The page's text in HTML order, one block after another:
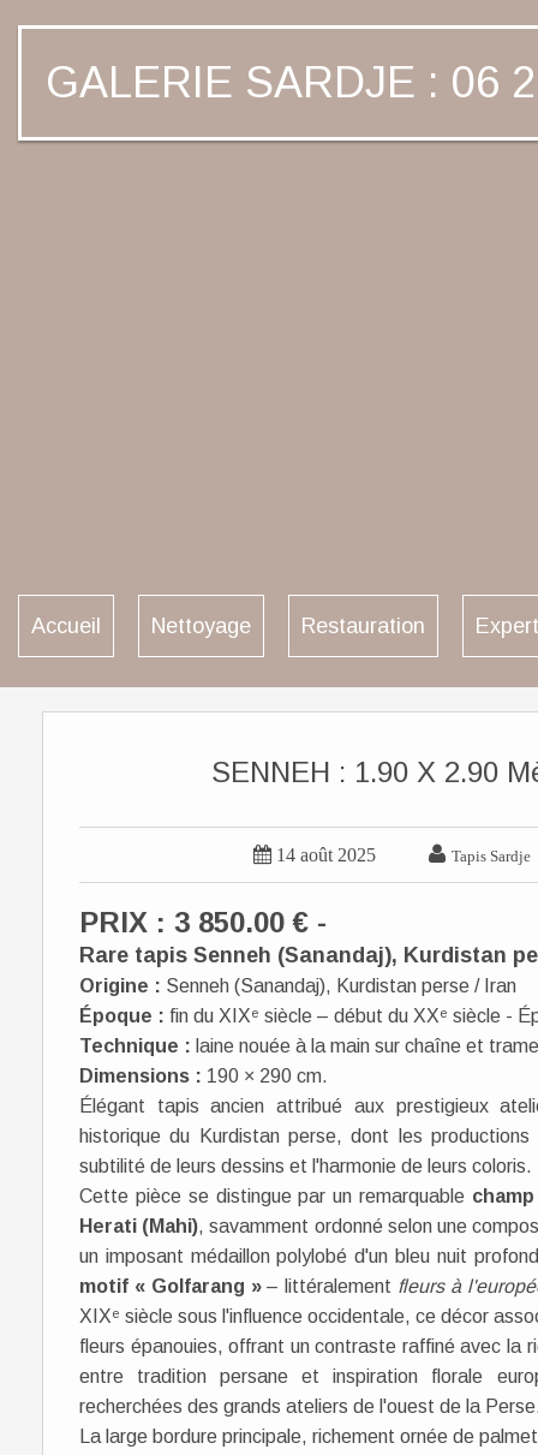
GALERIE SARDJE : 06
Accueil Nettoyage Restauration
SENNEH : 1.90 X 2.90
 14 août 2025  Tapis Sardje
PRIX : 3 850.00 € -
Rare tapis Senneh (Sanandaj), Kurdistan
Origine : Senneh (Sanandaj), Kurdistan perse / Iran
Époque : fin du XIXᵉ siècle – début du XXᵉ siècle -
Technique : laine nouée à la main sur chaîne et
Dimensions : 190 × 290 cm.
Élégant tapis ancien attribué aux prestigieux
historique du Kurdistan perse, dont les
subtilité de leurs dessins et l'harmonie de leurs coloris.
Cette pièce se distingue par un remarquable
Herati (Mahi), savamment ordonné selon une
un imposant médaillon polylobé d'un bleu nuit
motif « Golfarang »– littéralement fleurs à
XIXᵉ siècle sous l'influence occidentale, ce décor
fleurs épanouies, offrant un contraste raffiné avec la
entre tradition persane et inspiration florale
recherchées des grands ateliers de l'ouest de la
La large bordure principale, richement ornée de